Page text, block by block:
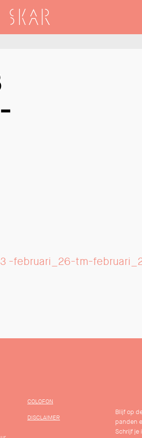
SKAR
-februari_26-tm-
COLOFON
DISCLAIMER
Blijf op
panden
Schrijf je